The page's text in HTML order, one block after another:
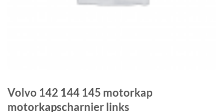
Volvo 142 144 145 motorkap
motorkapscharnier links